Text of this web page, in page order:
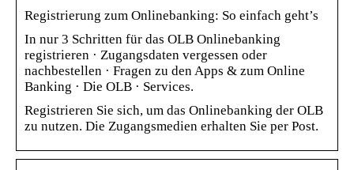
Registrierung zum Onlinebanking: So einfach geht’s
In nur 3 Schritten für das OLB Onlinebanking
registrieren · Zugangsdaten vergessen oder
nachbestellen · Fragen zu den Apps & zum Online
Banking · Die OLB · Services.
Registrieren Sie sich, um das Onlinebanking der OLB
zu nutzen. Die Zugangsmedien erhalten Sie per Post.